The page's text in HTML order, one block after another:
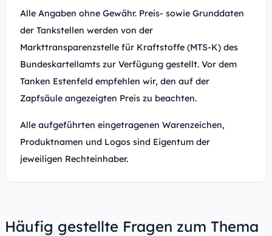
Alle Angaben ohne Gewähr. Preis- sowie Grunddaten
der Tankstellen werden von der
Markttransparenzstelle für Kraftstoffe (MTS-K) des
Bundeskartellamts zur Verfügung gestellt. Vor dem
Tanken Estenfeld empfehlen wir, den auf der
Zapfsäule angezeigten Preis zu beachten.
Alle aufgeführten eingetragenen Warenzeichen,
Produktnamen und Logos sind Eigentum der
jeweiligen Rechteinhaber.
Häufig gestellte Fragen zum Thema